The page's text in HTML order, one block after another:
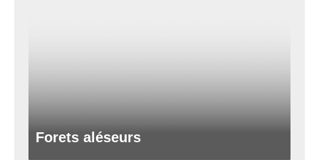
Forets aléseurs